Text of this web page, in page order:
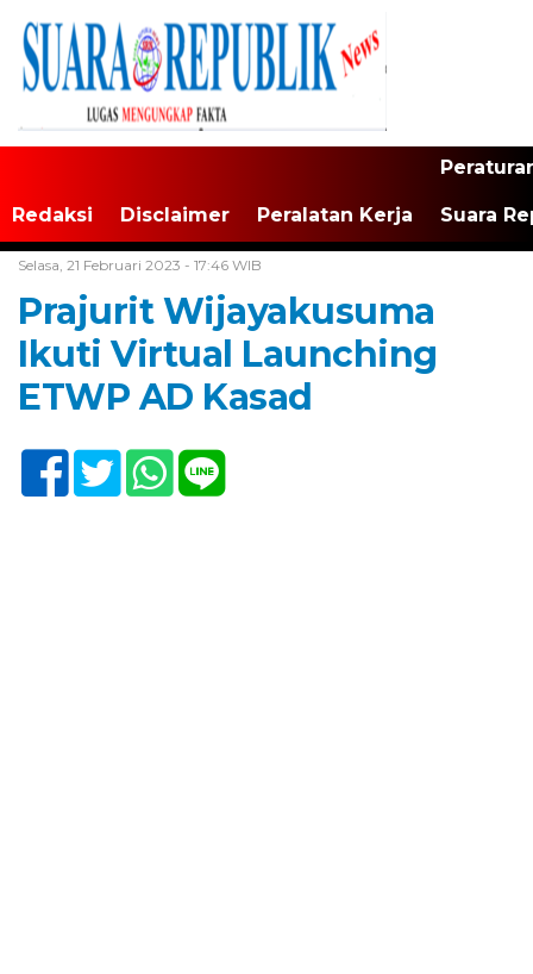
Redaksi Disclaimer Peralatan Kerja Suara
Selasa, 21 Februari 2023 - 17:46 WIB
Prajurit Wijayakusuma
Ikuti Virtual Launching
ETWP AD Kasad